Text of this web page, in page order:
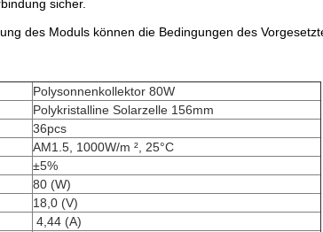
sicher.
des Moduls können die Bedingungen des
Polysonnenkollektor 80W
Polykristalline Solarzelle 156mm
36pcs
AM1.5, 1000W/m ², 25°C
±5%
80 (W)
18,0 (V)
4,44 (A)